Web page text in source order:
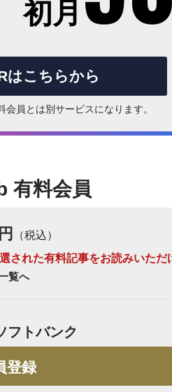
初月
はこちらから
員とは別サービスになります。
有料会員
（税込）
された有料記事をお読みいただ
覧へ
フトバンク
登録